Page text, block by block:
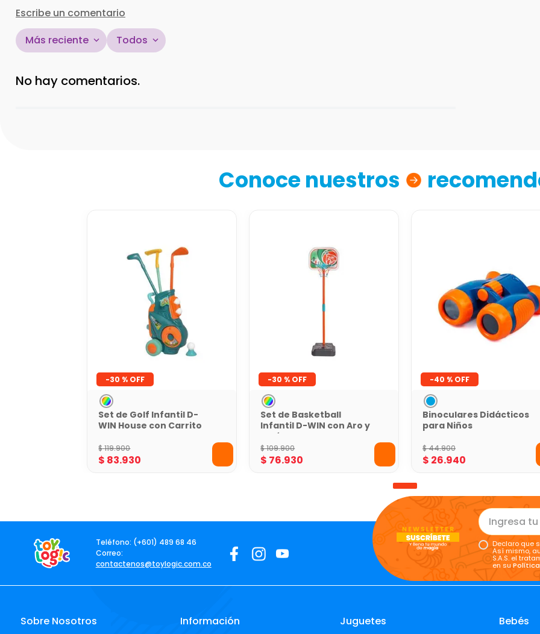
Escribe un comentario
Título
Escribe un comentario
Enviar comentario
Más reciente Todos
No hay comentarios.
Conoce nuestros
-30 %
Set de Golf Infantil D-
WIN House con Carrito
$119.900
$ 83.930
-30 %
Set de Basketball
Infantil D-WIN con Aro y
Balón
$109.900
$ 76.930
-40 %
Binoculares Didácticos
para Niños
$44.900
$ 26.940
Teléfono: (+601) 489 68 46
Correo:
contactenos@toylogic.com.co
Declaro que
Así mismo,
S.A.S. el
en su
Sobre Nosotros Información Juguetes Bebés